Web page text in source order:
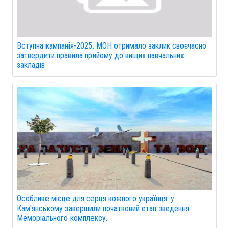
Вступна кампанія-2025: МОН отримало заклик своєчасно
затвердити правила прийому до вищих навчальних
закладів
Особливе місце для серця кожного українця: у
Кам'янському завершили початковий етап зведення
Меморіального комплексу.